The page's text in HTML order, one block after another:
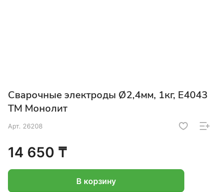
Сварочные электроды Ø2,4мм, 1кг, Е4043
ТМ Монолит
Арт. 26208
14 650 ₸
В корзину